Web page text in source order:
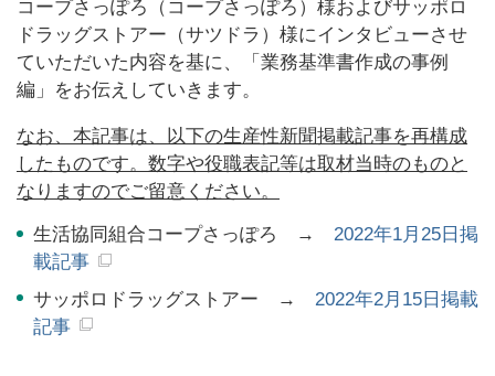
コープさっぽろ（コープさっぽろ）様およびサッポロ
ドラッグストアー（サツドラ）様にインタビューさせ
ていただいた内容を基に、「業務基準書作成の事例
編」をお伝えしていきます。
なお、本記事は、以下の生産性新聞掲載記事を再構成
したものです。数字や役職表記等は取材当時のものと
なりますのでご留意ください。
生活協同組合コープさっぽろ → 2022年1月25日掲
載記事
サッポロドラッグストアー → 2022年2月15日掲載
記事